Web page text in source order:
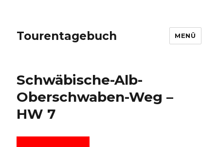
Tourentagebuch MENÜ
Schwäbische-Alb-
Oberschwaben-Weg –
HW 7